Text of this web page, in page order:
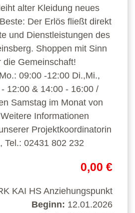
alter Kleidung neues
Der Erlös fließt direkt
und Dienstleistungen des
Shoppen mit Sinn
die Gemeinschaft!
09:00 -12:00 Di.,Mi.,
12:00 & 14:00 - 16:00 /
Samstag im Monat von
Informationen
Projektkoordinatorin
Tel.: 02431 802 232
0,00 €
KAI HS Anziehungspunkt
Beginn: 12.01.2026